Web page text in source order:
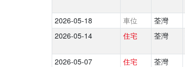
2026-05-18 車位 荃灣
2026-05-14
住宅 荃灣
2026-05-07 住宅 荃灣